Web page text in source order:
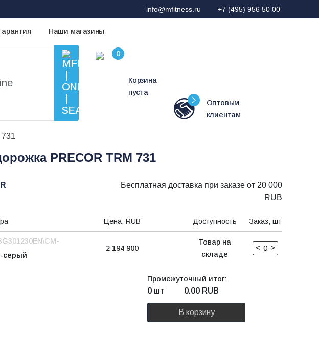
info@mfitness.ru +7 (495) 956 50 00
Наши магазины
Корзина
пуста
Оптовым
клиентам
PRECOR TRM 731
Бесплатная доставка при заказе от 20 000
RUB
Цена, RUB Доступность Заказ, шт
серый
2 194 900
Товар на
складе
< >
Промежуточный итог:
0 шт 0.00 RUB
В корзину